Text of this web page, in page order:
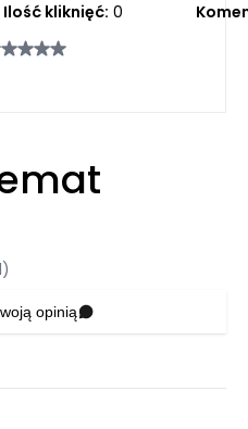
Ilość kliknięć: 0
opinią